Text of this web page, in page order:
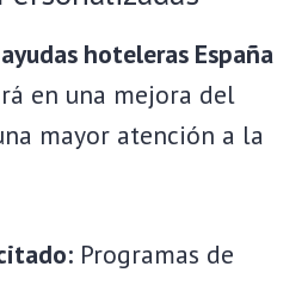
ayudas hoteleras España
en una mejora del
mayor atención a la
Programas de